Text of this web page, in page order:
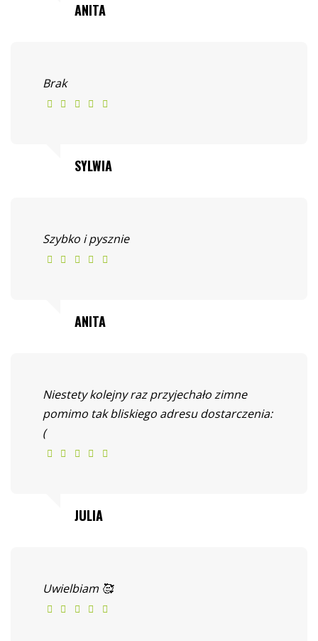
ANITA
Brak
SYLWIA
Szybko i pysznie
ANITA
Niestety kolejny raz przyjechało zimne
pomimo tak bliskiego adresu dostarczenia:
(
JULIA
Uwielbiam 🥰